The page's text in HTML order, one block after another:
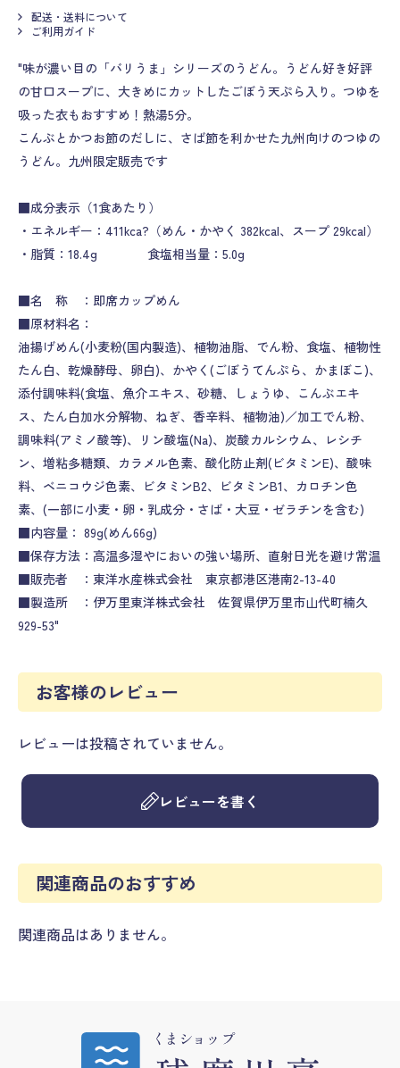
配送・送料について
ご利用ガイド
"味が濃い目の「バリうま」シリーズのうどん。うどん好き好評
の甘口スープに、大きめにカットしたごぼう天ぷら入り。つゆを
吸った衣もおすすめ！熱湯5分。
こんぶとかつお節のだしに、さば節を利かせた九州向けのつゆの
うどん。九州限定販売です
■成分表示（1食あたり）
・エネルギー：411kca?（めん・かやく 382kcal、スープ 29kcal）
・脂質：18.4g 食塩相当量：5.0g
■名 称 ：即席カップめん
■原材料名：
油揚げめん(小麦粉(国内製造)、植物油脂、でん粉、食塩、植物性
たん白、乾燥酵母、卵白)、かやく(ごぼうてんぷら、かまぼこ)、
添付調味料(食塩、魚介エキス、砂糖、しょうゆ、こんぶエキ
ス、たん白加水分解物、ねぎ、香辛料、植物油)／加工でん粉、
調味料(アミノ酸等)、リン酸塩(Na)、炭酸カルシウム、レシチ
ン、増粘多糖類、カラメル色素、酸化防止剤(ビタミンE)、酸味
料、ベニコウジ色素、ビタミンB2、ビタミンB1、カロチン色
素、(一部に小麦・卵・乳成分・さば・大豆・ゼラチンを含む)
■内容量： 89g(めん66g)
■保存方法：高温多湿やにおいの強い場所、直射日光を避け常温
■販売者 ：東洋水産株式会社 東京都港区港南2-13-40
■製造所 ：伊万里東洋株式会社 佐賀県伊万里市山代町楠久
929-53"
お客様のレビュー
レビューは投稿されていません。
レビューを書く
関連商品のおすすめ
関連商品はありません。